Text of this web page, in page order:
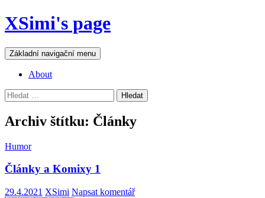
Přejít
k
webu
XSimi's page
Hledat
Základní navigační menu
About
Vyhledávání
Archiv štítku: Články
Humor
Články a Komixy 1
29.4.2021 XSimi Napsat komentář